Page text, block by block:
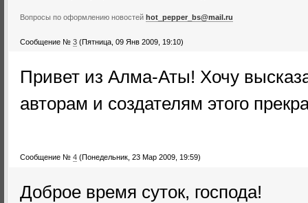
Вопросы по оформлению новостей hot_pepper_bs@mail.ru
Сообщение № 3 (Пятница, 09 Янв 2009, 19:10)
Привет из Алма-Аты! Хочу
авторам и создателям этого
Сообщение № 4 (Понедельник, 23 Мар 2009, 19:59)
Доброе время суток, господа!